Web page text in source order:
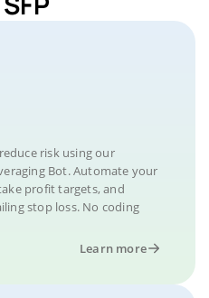
risk using our
Bot. Automate your
profit targets, and
stop loss. No coding
Learn more